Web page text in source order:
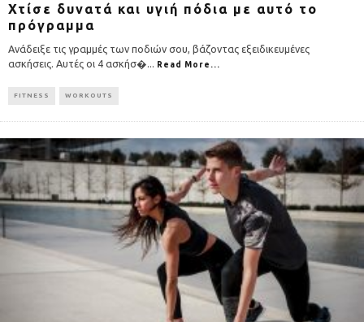
Χτίσε δυνατά και υγιή πόδια με αυτό το
πρόγραμμα
Ανάδειξε τις γραμμές των ποδιών σου, βάζοντας εξειδικευμένες
ασκήσεις. Αυτές οι 4 ασκήσ�
Read More...
FITNESS WORKOUTS